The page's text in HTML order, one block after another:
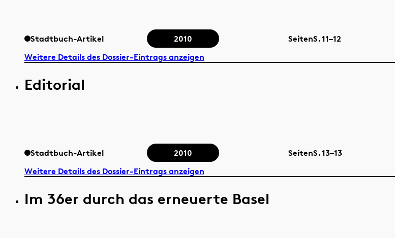
Stadtbuch-Artikel 2010 SeitenS.11–12
Weitere Details des Dossier-Eintrags anzeigen
Editorial
Stadtbuch-Artikel 2010 SeitenS.13–13
Weitere Details des Dossier-Eintrags anzeigen
Im 36er durch das erneuerte Basel